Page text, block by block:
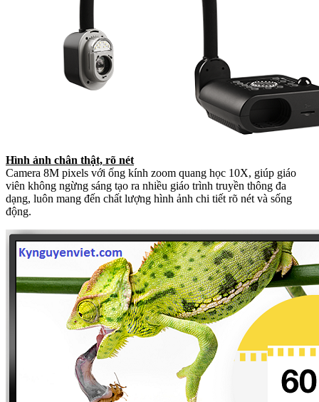
Hình ảnh chân thật, rõ nét
Camera 8M pixels với ống kính zoom quang học 10X, giúp giáo
viên không ngừng sáng tạo ra nhiều giáo trình truyền thông đa
dạng, luôn mang đến chất lượng hình ảnh chi tiết rõ nét và sống
động.